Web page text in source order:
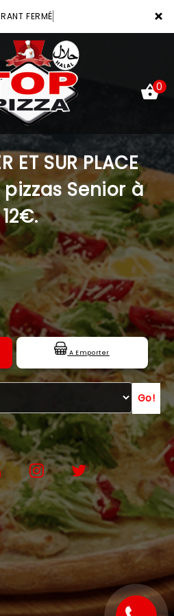
×
FERMÉ
0
ET SUR PLACE
Senior à
12€.
A Emporter
Go!